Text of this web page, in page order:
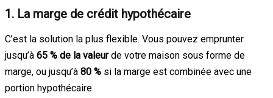
1. La marge de crédit hypothécaire
C’est la solution la plus flexible. Vous pouvez emprunter
jusqu’à 65 % de la valeurde votre maison sous forme de
marge, ou jusqu’à 80 % si la marge est combinée avec une
portion hypothécaire.